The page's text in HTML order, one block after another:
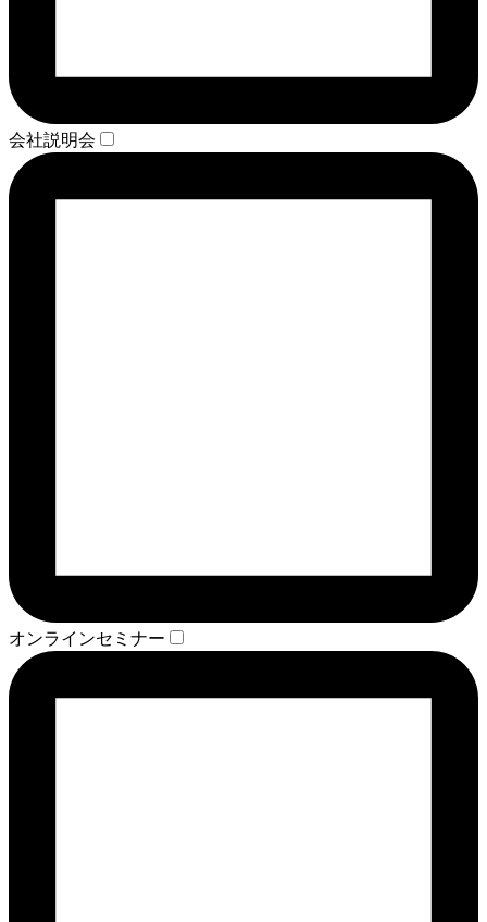
会社説明会
オンラインセミナー